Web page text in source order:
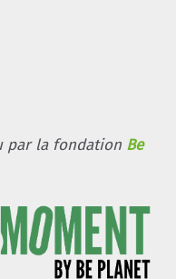
par la fondation Be